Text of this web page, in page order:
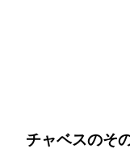
チャベスのそ